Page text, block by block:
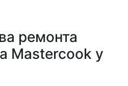
ремонта
Mastercook у